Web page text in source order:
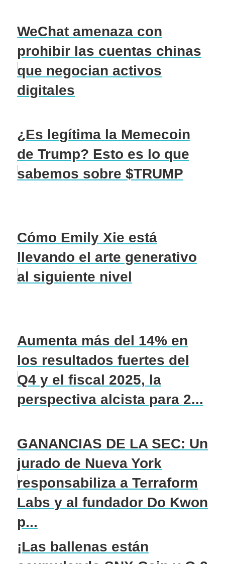
WeChat amenaza con
prohibir las cuentas chinas
que negocian activos
digitales
¿Es legítima la Memecoin
de Trump? Esto es lo que
sabemos sobre $TRUMP
Cómo Emily Xie está
llevando el arte generativo
al siguiente nivel
Aumenta más del 14% en
los resultados fuertes del
Q4 y el fiscal 2025, la
perspectiva alcista para 2...
GANANCIAS DE LA SEC: Un
jurado de Nueva York
responsabiliza a Terraform
Labs y al fundador Do Kwon
p...
¡Las ballenas están